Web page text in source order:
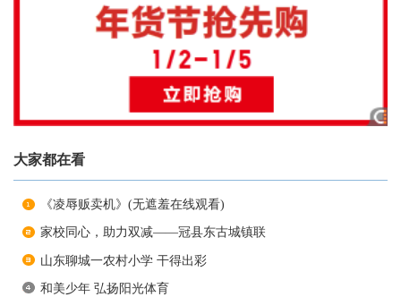
大家都在看
《凌辱贩卖机》(无遮羞在线观看)
家校同心，助力双减——冠县东古城镇联
山东聊城一农村小学 干得出彩
和美少年 弘扬阳光体育